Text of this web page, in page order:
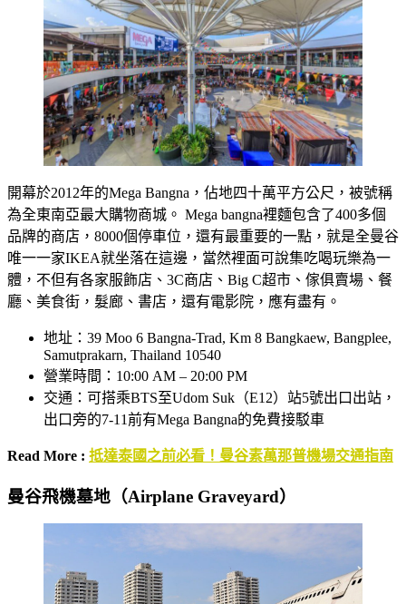
開幕於2012年的Mega Bangna，佔地四十萬平方公尺，被號稱
為全東南亞最大購物商城。 Mega bangna裡麵包含了400多個
品牌的商店，8000個停車位，還有最重要的一點，就是全曼谷
唯一一家IKEA就坐落在這邊，當然裡面可說集吃喝玩樂為一
體，不但有各家服飾店、3C商店、Big C超市、傢俱賣場、餐
廳、美食街，髮廊、書店，還有電影院，應有盡有。
地址：39 Moo 6 Bangna-Trad, Km 8 Bangkaew, Bangplee,
Samutprakarn, Thailand 10540
營業時間：10:00 AM – 20:00 PM
交通：可搭乘BTS至Udom Suk（E12）站5號出口出站，
出口旁的7-11前有Mega Bangna的免費接駁車
Read More : 抵達泰國之前必看！曼谷素萬那普機場交通指南
曼谷飛機墓地（Airplane Graveyard）